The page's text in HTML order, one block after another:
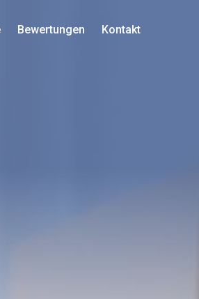
Bewertungen Kontakt